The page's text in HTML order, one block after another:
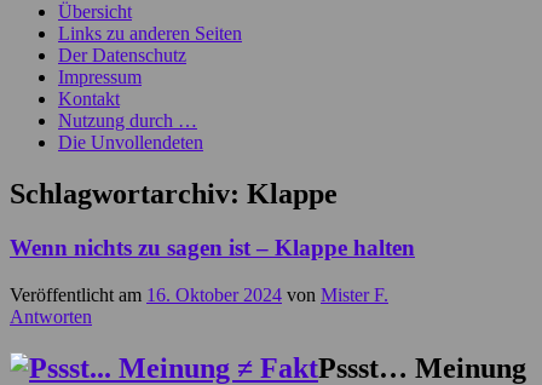
Übersicht
Links zu anderen Seiten
Der Datenschutz
Impressum
Kontakt
Nutzung durch …
Die Unvollendeten
Schlagwortarchiv: Klappe
Wenn nichts zu sagen ist – Klappe halten
Veröffentlicht am 16. Oktober 2024 von Mister F.
Antworten
Pssst… Meinung